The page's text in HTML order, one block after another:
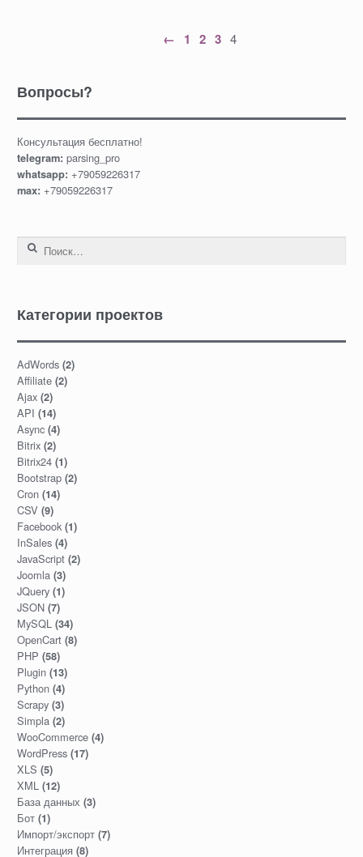
← 1 2 3 4
Вопросы?
Консультация бесплатно!
telegram: parsing_pro
whatsapp: +79059226317
max: +79059226317
Найти:
Категории проектов
AdWords(2)
Affiliate(2)
Ajax(2)
API (14)
Async(4)
Bitrix(2)
Bitrix24(1)
Bootstrap(2)
Cron(14)
CSV (9)
Facebook(1)
InSales(4)
JavaScript(2)
Joomla(3)
JQuery(1)
JSON(7)
MySQL(34)
OpenCart(8)
PHP (58)
Plugin(13)
Python(4)
Scrapy(3)
Simpla(2)
WooCommerce(4)
WordPress(17)
XLS (5)
XML(12)
База данных (3)
Бот(1)
Импорт/экспорт(7)
Интеграция (8)